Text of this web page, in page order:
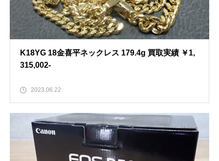
K18YG 18金喜平ネックレス 179.4g 買取実績 ￥1,
315,002-
2023.06.22